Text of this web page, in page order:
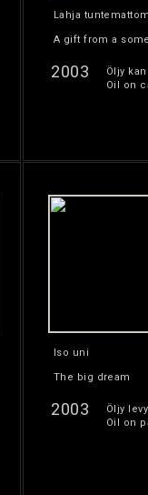
Lahja
A gift from a
2003
Öljy
Oil on
Iso uni
The big dream
2003
Öljy
Oil on